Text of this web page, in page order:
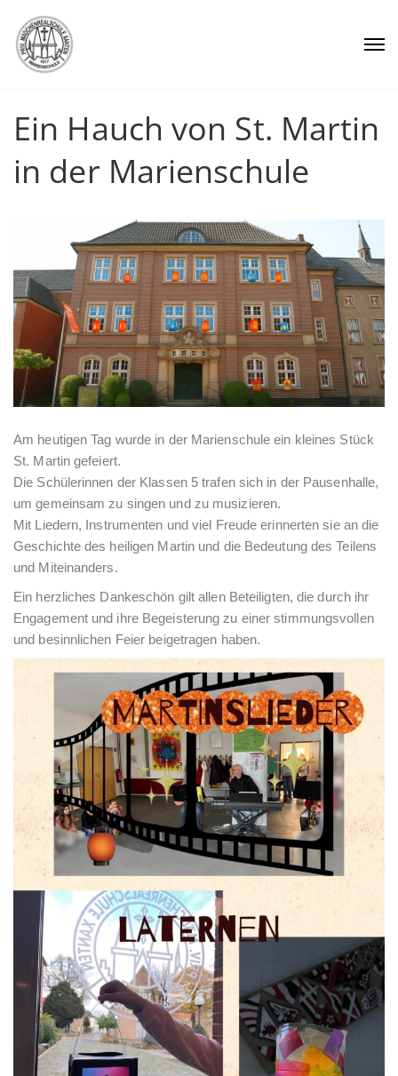
Ein Hauch von St. Martin
in der Marienschule
Am heutigen Tag wurde in der Marienschule ein kleines Stück
St. Martin gefeiert.
Die Schülerinnen der Klassen 5 trafen sich in der Pausenhalle,
um gemeinsam zu singen und zu musizieren.
Mit Liedern, Instrumenten und viel Freude erinnerten sie an die
Geschichte des heiligen Martin und die Bedeutung des Teilens
und Miteinanders.
Ein herzliches Dankeschön gilt allen Beteiligten, die durch ihr
Engagement und ihre Begeisterung zu einer stimmungsvollen
und besinnlichen Feier beigetragen haben.